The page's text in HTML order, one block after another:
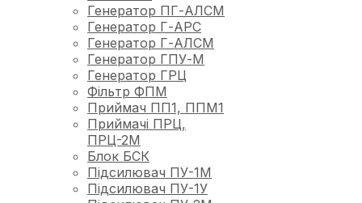
Генератор ПГ-АЛСМ
Генератор Г-АРС
Генератор Г-АЛСМ
Генератор ГПУ-М
Генератор ГРЦ
Фільтр ФПМ
Приймач ПП1, ППМ1
Приймачі ПРЦ,
ПРЦ-2М
Блок БСК
Підсилювач ПУ-1М
Підсилювач ПУ-1У